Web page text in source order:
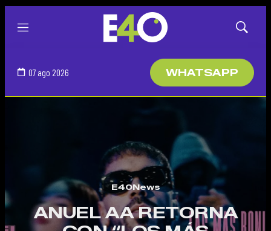
Menú
Mostrar
07 ago 2026 WHATSAPP
E40News
ANUEL AA RETORNA